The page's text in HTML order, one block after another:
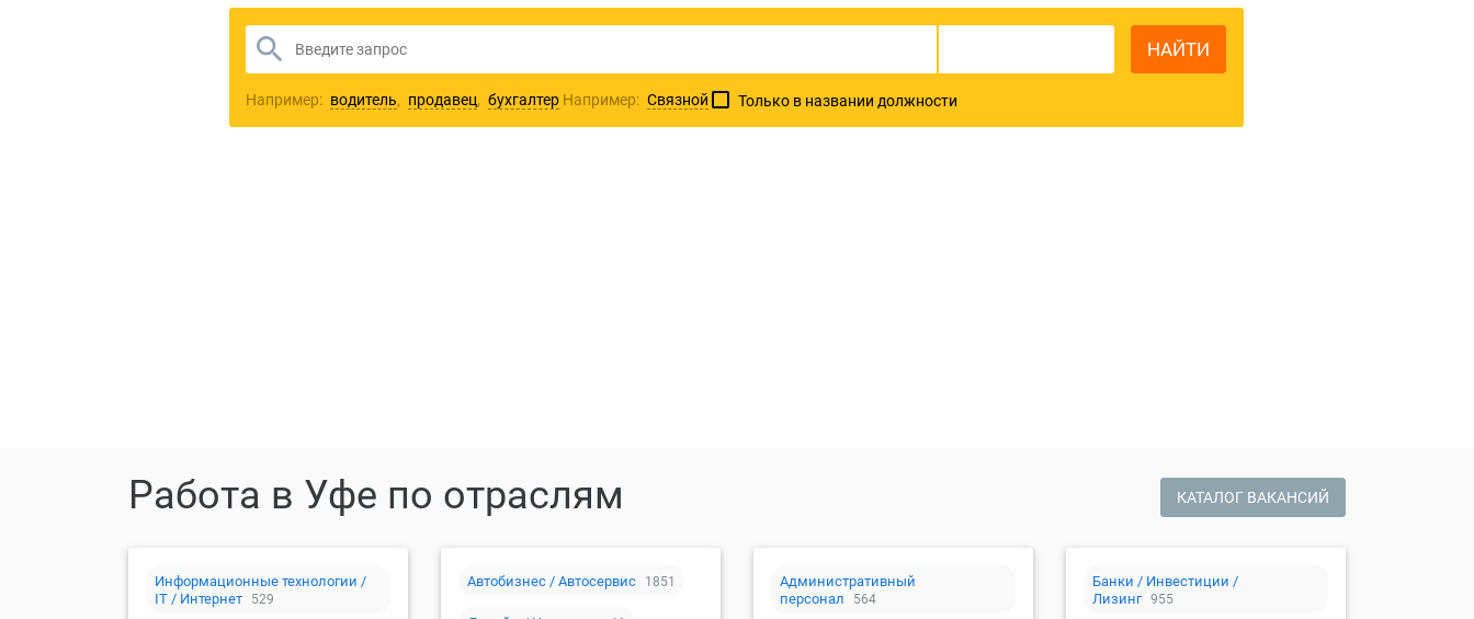
НАЙТИ
Например: водитель, продавец, бухгалтер Например: Связной Только в названии должности
Работа в Уфе по отраслям КАТАЛОГ ВАКАНСИЙ
Информационные технологии /
IT / Интернет
529
Автобизнес / Автосервис 1851
Административный
персонал
564
Банки / Инвестиции /
Лизинг 955